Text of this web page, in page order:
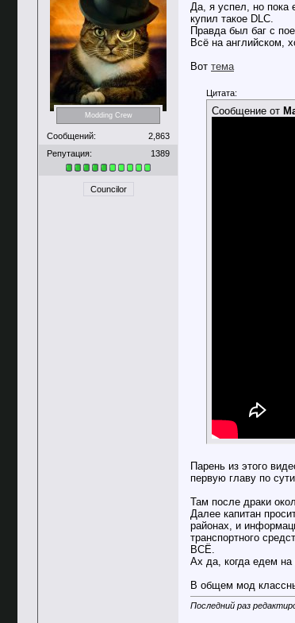
Modding Crew
Сообщений:
2,863
Репутация:
1389
Councilor
Да, я успел, но пока
купил такое DLC.
Правда был баг с
Всё на английском,
Вот тема
Цитата:
Сообщение от
Парень из этого
первую главу по
Там после драки
Далее капитан
районах, и
транспортного
ВСЁ.
Ах да, когда едем на
В общем мод
Последний раз